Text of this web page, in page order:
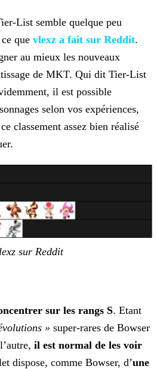
List semble quelque peu
que vlexz a fait sur Reddit.
au mieux les nouveaux
de MKT. Qui dit Tier-List
il est possible
selon vos expériences,
classement assez bien réalisé
sur Reddit
sur les rangs S. Etant
» super-rares de Bowser
il est normal de les voir
dispose, comme Bowser, d’une